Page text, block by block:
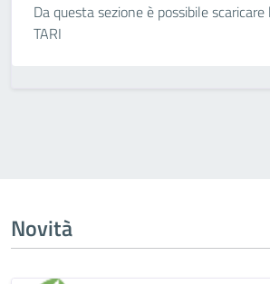
Da questa sezione è possibile
TARI
Novità